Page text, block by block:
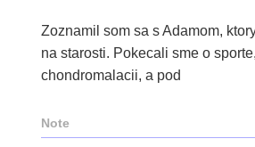
Zoznamil som sa s Adamom,
na starosti. Pokecali sme o
chondromalacii, a pod
Note